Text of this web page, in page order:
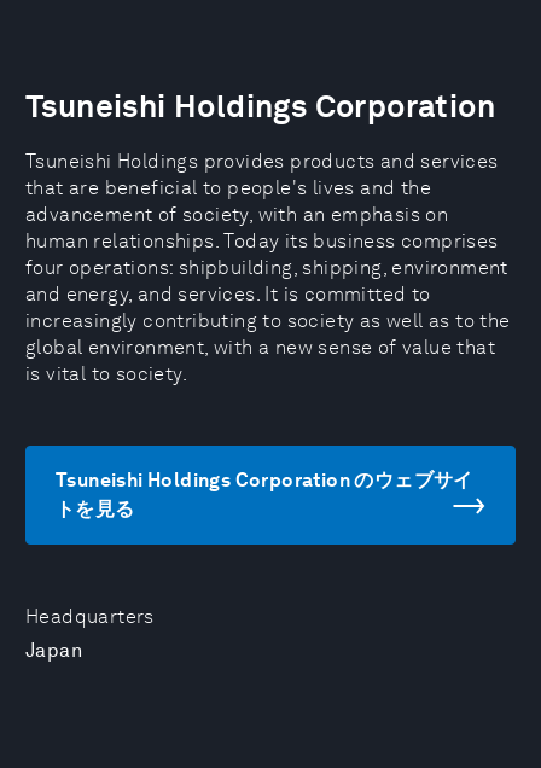
Headquarters
Japan
Tsuneishi Holdings Corporation
Tsuneishi Holdings provides products and services
that are beneficial to people's lives and the
advancement of society, with an emphasis on
human relationships. Today its business comprises
four operations: shipbuilding, shipping, environment
and energy, and services. It is committed to
increasingly contributing to society as well as to the
global environment, with a new sense of value that
is vital to society.
Tsuneishi Holdings Corporation のウェブサイ
トを見る